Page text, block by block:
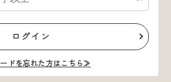
ログイン
ドを忘れた方はこちら≫